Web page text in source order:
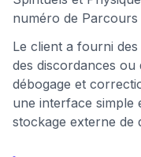
numéro de Parcours
Le client a fourni
des discordances ou
débogage et
une interface simple
stockage externe de